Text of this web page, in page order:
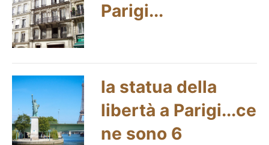
Parigi...
la statua della
libertà a Parigi...ce
ne sono 6